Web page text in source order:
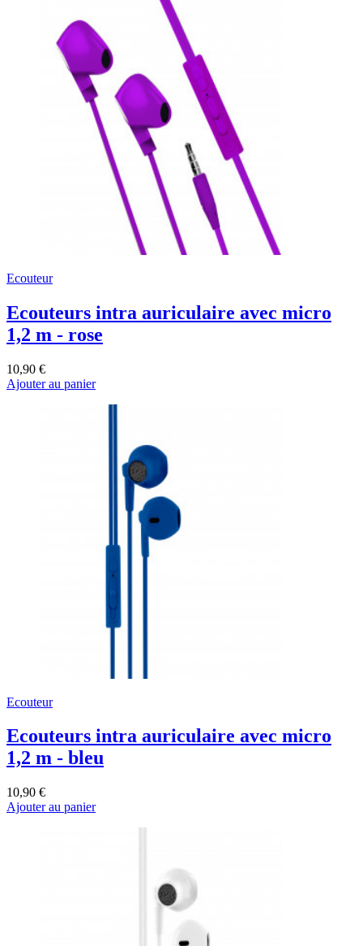
Ecouteur
Ecouteurs intra auriculaire avec micro
1,2 m - rose
10,90 €
Ajouter au panier
Ecouteur
Ecouteurs intra auriculaire avec micro
1,2 m - bleu
10,90 €
Ajouter au panier